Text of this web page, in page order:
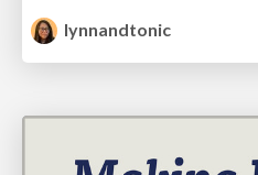
lynnandtonic